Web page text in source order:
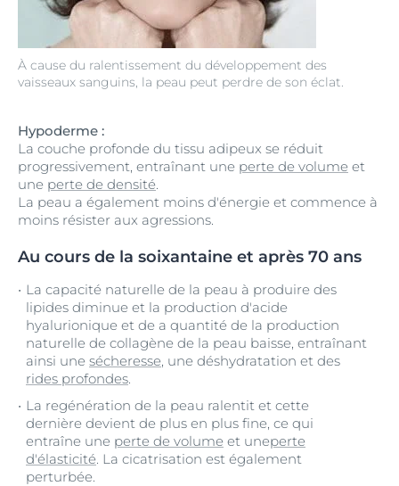
À cause du ralentissement du développement des
vaisseaux sanguins, la peau peut perdre de son éclat.
Hypoderme :
La couche profonde du tissu adipeux se réduit
progressivement, entraînant une perte de volume et
une perte de densité.
La peau a également moins d'énergie et commence à
moins résister aux agressions.
Au cours de la soixantaine et après 70 ans
La capacité naturelle de la peau à produire des
lipides diminue et la production d'acide
hyalurionique et de a quantité de la production
naturelle de collagène de la peau baisse, entraînant
ainsi une sécheresse, une déshydratation et des
rides profondes.
La regénération de la peau ralentit et cette
dernière devient de plus en plus fine, ce qui
entraîne une perte de volume et uneperte
d'élasticité. La cicatrisation est également
perturbée.